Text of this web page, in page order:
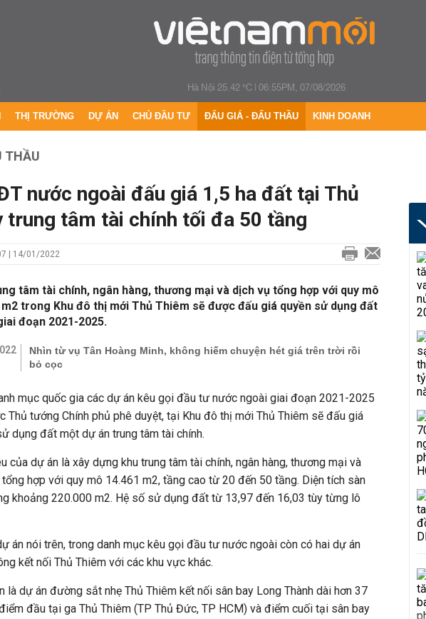
Hà Nội 25.42 °C|06:55PM, 07/08/2026
THỊ TRƯỜNG DỰ ÁN CHỦ ĐẦU TƯ ĐẤU GIÁ - ĐẤU THẦU KINH DOANH
THẦU
nước ngoài đấu giá 1,5 ha đất tại Thủ
trung tâm tài chính tối đa 50 tầng
| 14/01/2022
tâm tài chính, ngân hàng, thương mại và dịch vụ tổng hợp với quy mô
m2 trong Khu đô thị mới Thủ Thiêm sẽ được đấu giá quyền sử dụng đất
đoạn 2021-2025.
Nhìn từ vụ Tân Hoàng Minh, không hiếm chuyện hét giá trên trời rồi
bỏ cọc
mục quốc gia các dự án kêu gọi đầu tư nước ngoài giai đoạn 2021-2025
Thủ tướng Chính phủ phê duyệt, tại Khu đô thị mới Thủ Thiêm sẽ đấu giá
dụng đất một dự án trung tâm tài chính.
của dự án là xây dựng khu trung tâm tài chính, ngân hàng, thương mại và
hợp với quy mô 14.461 m2, tầng cao từ 20 đến 50 tầng. Diện tích sàn
khoảng 220.000 m2. Hệ số sử dụng đất từ 13,97 đến 16,03 tùy từng lô
án nói trên, trong danh mục kêu gọi đầu tư nước ngoài còn có hai dự án
kết nối Thủ Thiêm với các khu vực khác.
là dự án đường sắt nhẹ Thủ Thiêm kết nối sân bay Long Thành dài hơn 37
đầu tại ga Thủ Thiêm (TP Thủ Đức, TP HCM) và điểm cuối tại sân bay